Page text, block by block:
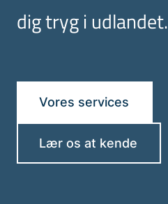
dig tryg i udlandet.
Vores services
Lær os at kende